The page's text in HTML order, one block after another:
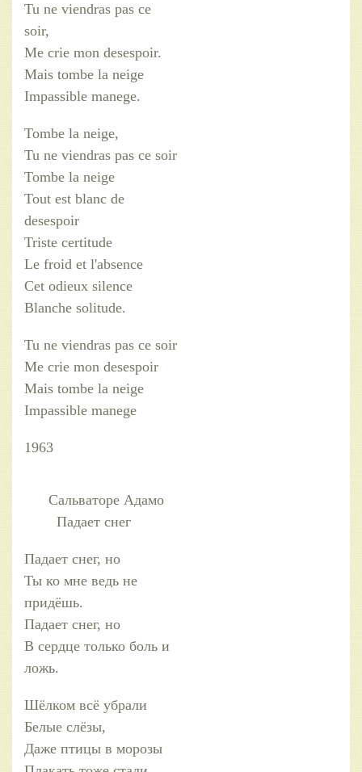
Tu ne viendras pas ce
soir,
Me crie mon desespoir.
Mais tombe la neige
Impassible manege.
Tombe la neige,
Tu ne viendras pas ce soir
Tombe la neige
Tout est blanc de
desespoir
Triste certitude
Le froid et l'absence
Cet odieux silence
Blanche solitude.
Tu ne viendras pas ce soir
Me crie mon desespoir
Mais tombe la neige
Impassible manege
1963
Сальваторе Адамо
Падает снег
Падает снег, но
Ты ко мне ведь не
придёшь.
Падает снег, но
В сердце только боль и
ложь.
Шёлком всё убрали
Белые слёзы,
Даже птицы в морозы